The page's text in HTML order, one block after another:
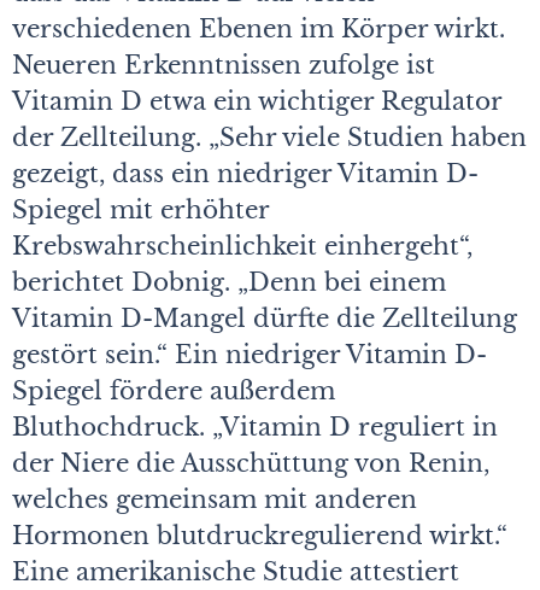
verschiedenen Ebenen im Körper wirkt.
Neueren Erkenntnissen zufolge ist
Vitamin D etwa ein wichtiger Regulator
der Zellteilung. „Sehr viele Studien haben
gezeigt, dass ein niedriger Vitamin D-
Spiegel mit erhöhter
Krebswahrscheinlichkeit einhergeht“,
berichtet Dobnig. „Denn bei einem
Vitamin D-Mangel dürfte die Zellteilung
gestört sein.“ Ein niedriger Vitamin D-
Spiegel fördere außerdem
Bluthochdruck. „Vitamin D reguliert in
der Niere die Ausschüttung von Renin,
welches gemeinsam mit anderen
Hormonen blutdruckregulierend wirkt.“
Eine amerikanische Studie attestiert